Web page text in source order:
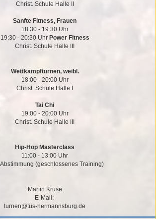
Christ. Schule Halle II
Sanfte Fitness, Frauen
18:30 - 19:30 Uhr
19:30 - 20:30 Uhr Power Fitness
Christ. Schule Halle III
Wettkampfturnen, weibl.
18:00 - 20:00 Uhr
Christ. Schule Halle I
Tai Chi
19:00 - 20:00 Uhr
Christ. Schule Halle III
Hip-Hop Masterclass
11:00 - 13:00 Uhr
(geschlossenes Training)
Martin Kruse
E-Mail:
turnen@tus-hermannsburg.de